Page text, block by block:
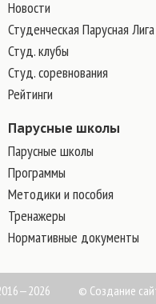
Новости
Студенческая Парусная Лига
Студ. клубы
Студ. соревнования
Рейтинги
Парусные школы
Парусные школы
Программы
Методики и пособия
Тренажеры
Нормативные документы
© Создание